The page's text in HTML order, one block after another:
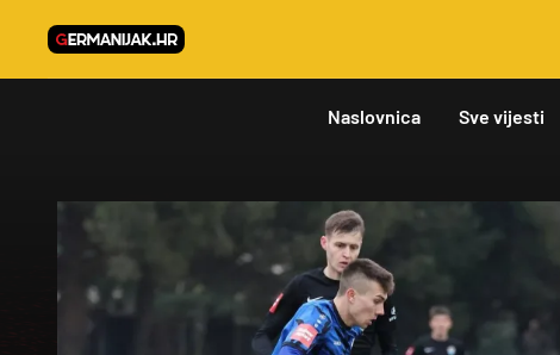
Naslovnica Sve vijesti